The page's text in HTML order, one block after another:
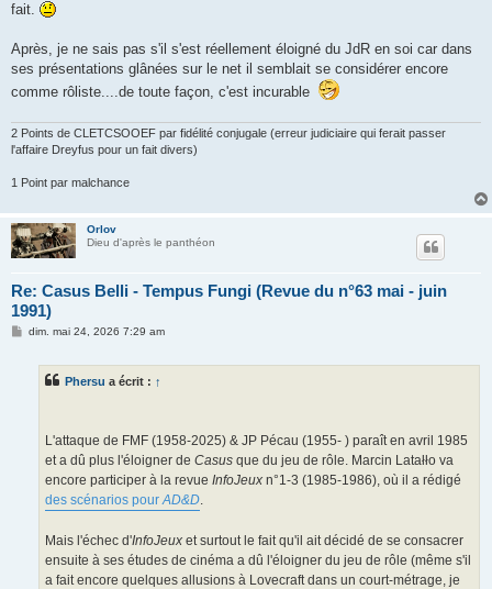
fait.
Après, je ne sais pas s'il s'est réellement éloigné du JdR en soi car dans
ses présentations glânées sur le net il semblait se considérer encore
comme rôliste....de toute façon, c'est incurable
2 Points de CLETCSOOEF par fidélité conjugale (erreur judiciaire qui ferait passer
l'affaire Dreyfus pour un fait divers)
1 Point par malchance
Orlov
Dieu d'après le panthéon
Re: Casus Belli - Tempus Fungi (Revue du n°63 mai - juin
1991)
Mdim. mai 24, 2026 7:29 am
Phersu a écrit : ↑
L'attaque de FMF (1958-2025) & JP Pécau (1955- ) paraît en avril 1985
et a dû plus l'éloigner de Casus que du jeu de rôle. Marcin Latałło va
encore participer à la revue InfoJeux n°1-3 (1985-1986), où il a rédigé
des scénarios pour AD&D
Mais l'échec d'InfoJeux et surtout le fait qu'il ait décidé de se consacrer
ensuite à ses études de cinéma a dû l'éloigner du jeu de rôle (même s'il
a fait encore quelques allusions à Lovecraft dans un court-métrage, je